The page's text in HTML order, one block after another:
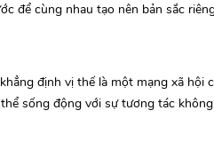
để cùng nhau tạo nên bản sắc
định vị thế là một mạng xã
sống động với sự tương tác